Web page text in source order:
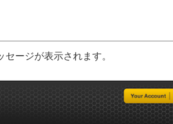
ージが表示されます。